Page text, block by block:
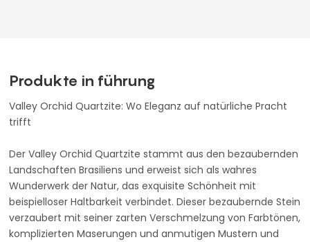
Produkte in führung
Valley Orchid Quartzite: Wo Eleganz auf natürliche Pracht
trifft
Der Valley Orchid Quartzite stammt aus den bezaubernden
Landschaften Brasiliens und erweist sich als wahres
Wunderwerk der Natur, das exquisite Schönheit mit
beispielloser Haltbarkeit verbindet. Dieser bezaubernde Stein
verzaubert mit seiner zarten Verschmelzung von Farbtönen,
komplizierten Maserungen und anmutigen Mustern und